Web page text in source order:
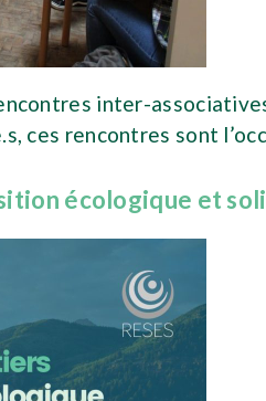
inter-
ces rencontres sont
écologique et